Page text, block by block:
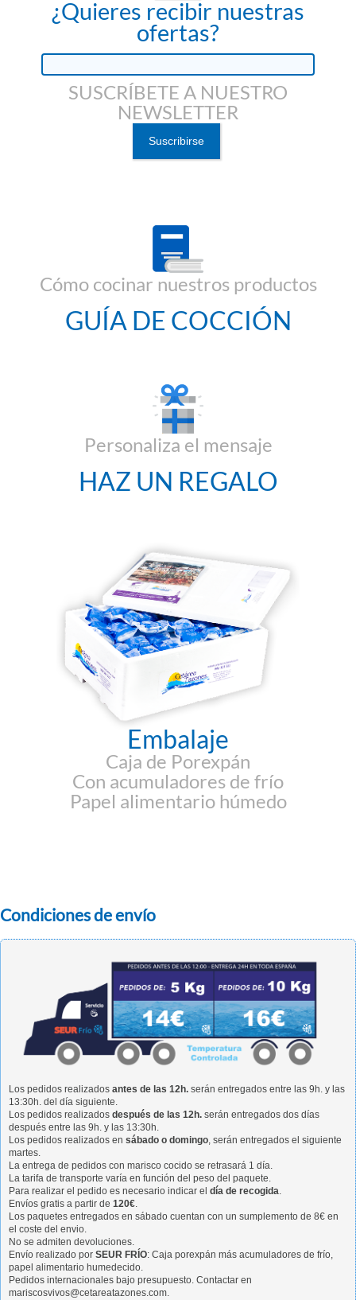
¿Quieres recibir nuestras
ofertas?
SUSCRÍBETE A NUESTRO
NEWSLETTER
Cómo cocinar nuestros productos
GUÍA DE COCCIÓN
Personaliza el mensaje
HAZ UN REGALO
Embalaje
Caja de Porexpán
Con acumuladores de frío
Papel alimentario húmedo
Condiciones de envío
Los pedidos realizados antes de las 12h. serán entregados entre las 9h. y las
13:30h. del día siguiente.
Los pedidos realizados después de las 12h. serán entregados dos días
después entre las 9h. y las 13:30h.
Los pedidos realizados en sábado o domingo, serán entregados el siguiente
martes.
La entrega de pedidos con marisco cocido se retrasará 1 día.
La tarifa de transporte varía en función del peso del paquete.
Para realizar el pedido es necesario indicar el día de recogida.
Envíos gratis a partir de 120€.
Los paquetes entregados en sábado cuentan con un sumplemento de 8€ en
el coste del envio.
No se admiten devoluciones.
Envío realizado por SEUR FRÍO: Caja porexpán más acumuladores de frío,
papel alimentario humedecido.
Pedidos internacionales bajo presupuesto. Contactar en
mariscosvivos@cetareatazones.com.